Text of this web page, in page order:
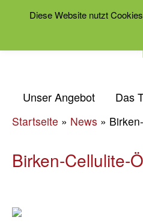
Unser Angebot Das
Startseite » News »
Birken-Cellulite-
Diese Website nutzt